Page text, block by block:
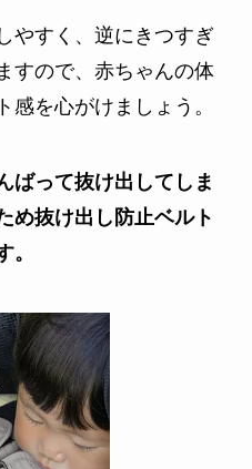
やすく、逆にきつすぎ
すので、赤ちゃんの体
感を心がけましょう。
ばって抜け出してしま
め抜け出し防止ベルト
。